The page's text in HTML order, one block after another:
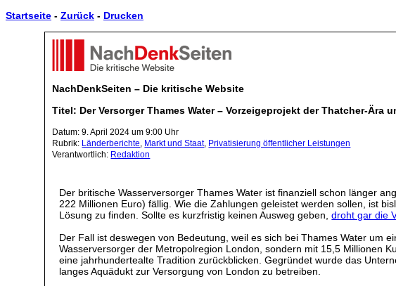
Startseite - Zurück - Drucken
NachDenkSeiten – Die kritische Website
Titel: Der Versorger Thames Water – Vorzeigeprojekt der Thatcher-
Datum: 9. April 2024 um 9:00 Uhr
Rubrik: Länderberichte, Markt und Staat, Privatisierung öffentlicher Leistungen
Verantwortlich: Redaktion
Der britische Wasserversorger Thames Water ist finanziell schon länger
222 Millionen Euro) fällig. Wie die Zahlungen geleistet werden sollen, ist
Lösung zu finden. Sollte es kurzfristig keinen Ausweg geben,droht gar die
Der Fall ist deswegen von Bedeutung, weil es sich bei Thames Water um
Wasserversorger der Metropolregion London, sondern mit 15,5 Millionen
eine jahrhundertealte Tradition zurückblicken. Gegründet wurde das
langes Aquädukt zur Versorgung von London zu betreiben.